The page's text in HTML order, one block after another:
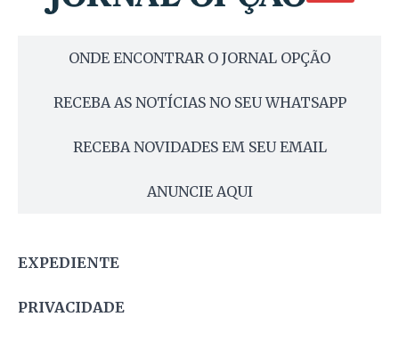
ONDE ENCONTRAR O JORNAL OPÇÃO
RECEBA AS NOTÍCIAS NO SEU WHATSAPP
RECEBA NOVIDADES EM SEU EMAIL
ANUNCIE AQUI
EXPEDIENTE
PRIVACIDADE